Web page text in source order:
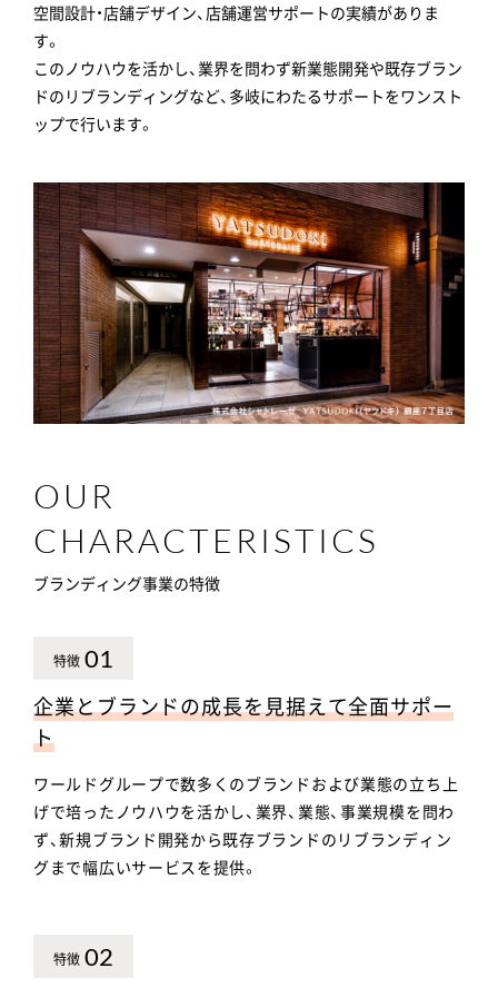
空間設計・店舗デザイン、店舗運営サポートの実績がありま
す。
このノウハウを活かし、業界を問わず新業態開発や既存ブラン
ドのリブランディングなど、多岐にわたるサポートをワンスト
ップで行います。
OUR
CHARACTERISTICS
ブランディング事業の特徴
特徴 01
企業とブランドの成長を見据えて全面サポー
ト
ワールドグループで数多くのブランドおよび業態の立ち上
げで培ったノウハウを活かし、業界、業態、事業規模を問わ
ず、新規ブランド開発から既存ブランドのリブランディン
グまで幅広いサービスを提供。
特徴 02